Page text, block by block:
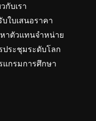
กับเรา
บใบเสนอราคา
าตัวแทนจำหน่าย
ประชุมระดับโลก
แกรมการศึกษา